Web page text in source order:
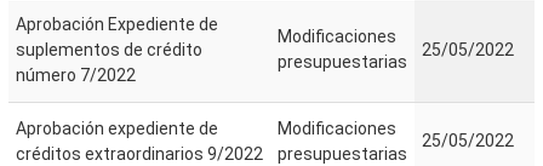
Aprobación Expediente de
suplementos de crédito
número 7/2022
Modificaciones
presupuestarias
25/05/2022
Aprobación expediente de
créditos extraordinarios 9/2022
Modificaciones
presupuestarias
25/05/2022